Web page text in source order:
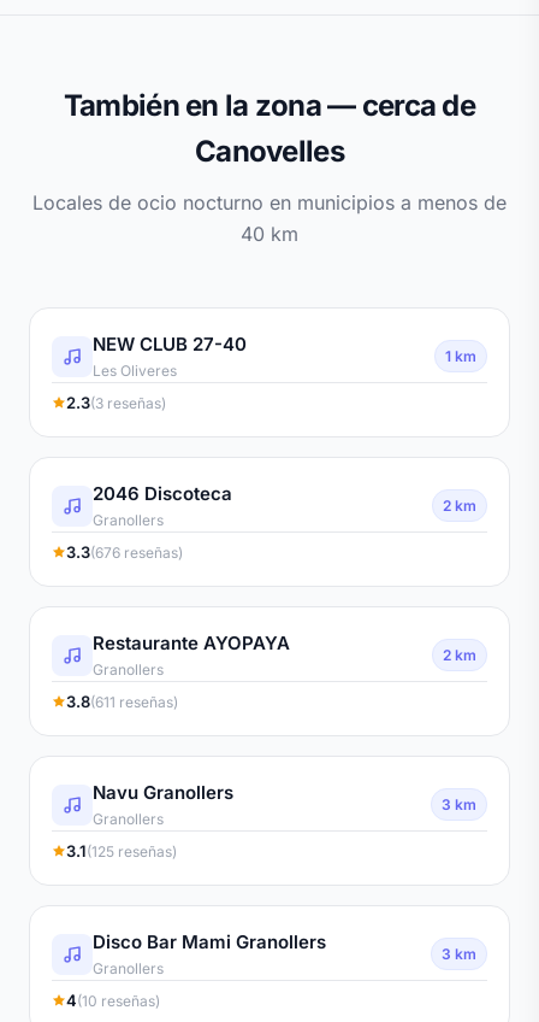
También en la zona — cerca de
Canovelles
Locales de ocio nocturno en municipios a menos de
40 km
NEW CLUB 27-40
Les Oliveres
1 km
2.3(3 reseñas)
2046 Discoteca
Granollers
2 km
3.3(676 reseñas)
Restaurante AYOPAYA
Granollers
2 km
3.8(611 reseñas)
Navu Granollers
Granollers
3 km
3.1(125 reseñas)
Disco Bar Mami Granollers
Granollers
3 km
4(10 reseñas)